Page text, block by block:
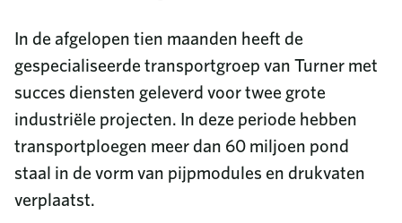
In de afgelopen tien maanden heeft de
gespecialiseerde transportgroep van Turner met
succes diensten geleverd voor twee grote
industriële projecten. In deze periode hebben
transportploegen meer dan 60 miljoen pond
staal in de vorm van pijpmodules en drukvaten
verplaatst.